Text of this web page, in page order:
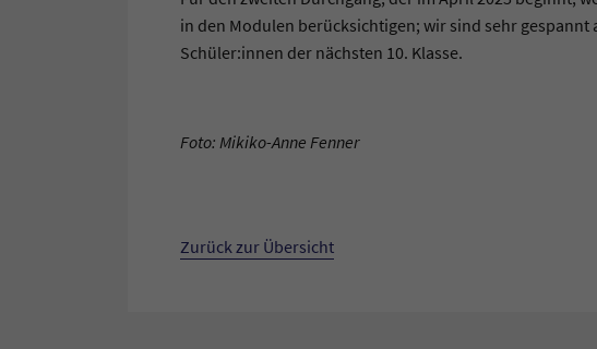
in den Modulen berücksichtigen; wir sind sehr
Schüler:innen der nächsten 10. Klasse.
Foto: Mikiko-Anne Fenner
Zurück zur Übersicht